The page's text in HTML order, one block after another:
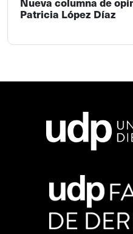
Patricia López Díaz